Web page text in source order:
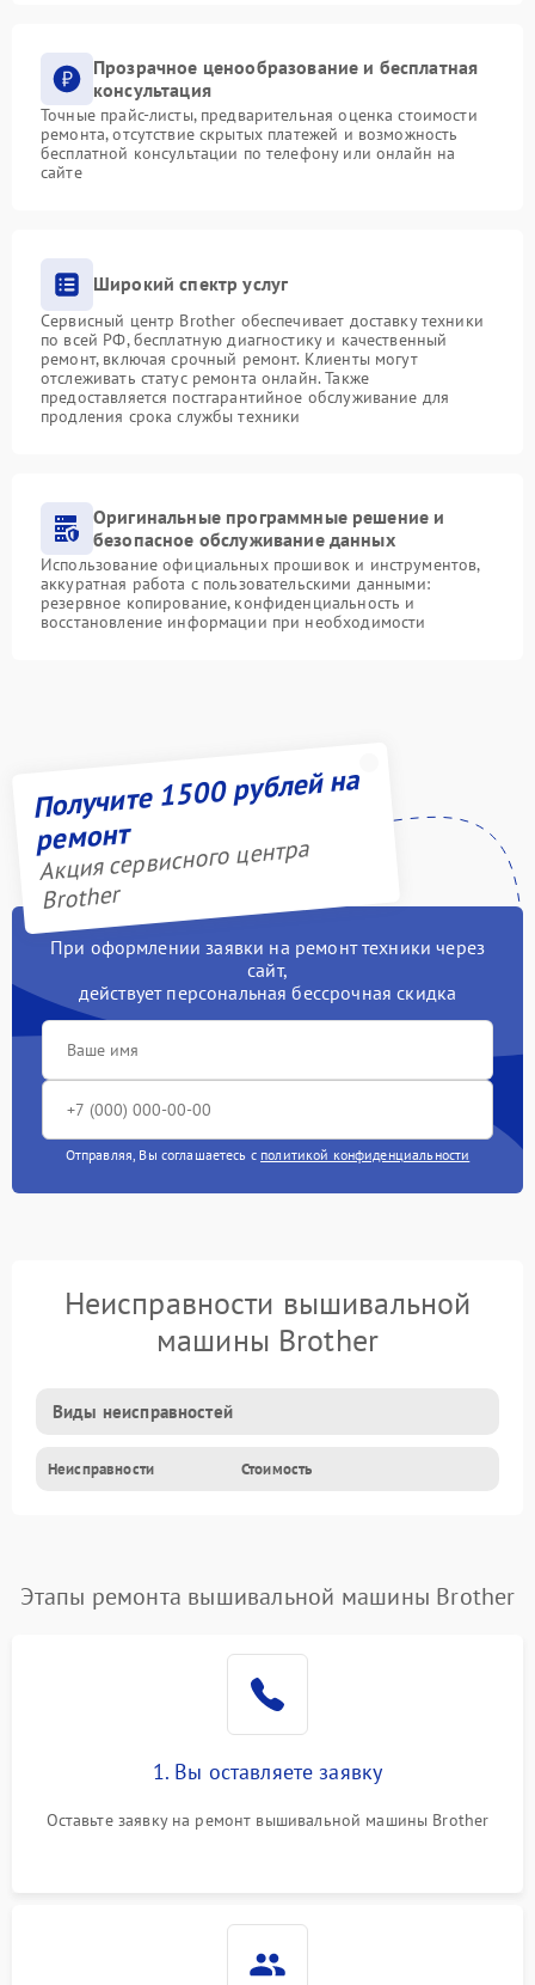
Прозрачное ценообразование и бесплатная
консультация
Точные прайс-листы, предварительная оценка стоимости
ремонта, отсутствие скрытых платежей и возможность
бесплатной консультации по телефону или онлайн на
сайте
Широкий спектр услуг
Сервисный центр Brother обеспечивает доставку техники
по всей РФ, бесплатную диагностику и качественный
ремонт, включая срочный ремонт. Клиенты могут
отслеживать статус ремонта онлайн. Также
предоставляется постгарантийное обслуживание для
продления срока службы техники
Оригинальные программные решение и
безопасное обслуживание данных
Использование официальных прошивок и инструментов,
аккуратная работа с пользовательскими данными:
резервное копирование, конфиденциальность и
восстановление информации при необходимости
Получите 1500 рублей на
ремонт
Акция сервисного центра
Brother
При оформлении заявки на ремонт техники через
сайт,
действует персональная бессрочная скидка
Отправляя, Вы соглашаетесь с политикой конфиденциальности
Неисправности вышивальной
машины Brother
Виды неисправностей
Неисправности Стоимость
Этапы ремонта вышивальной машины Brother
1. Вы оставляете заявку
Оставьте заявку на ремонт вышивальной машины Brother